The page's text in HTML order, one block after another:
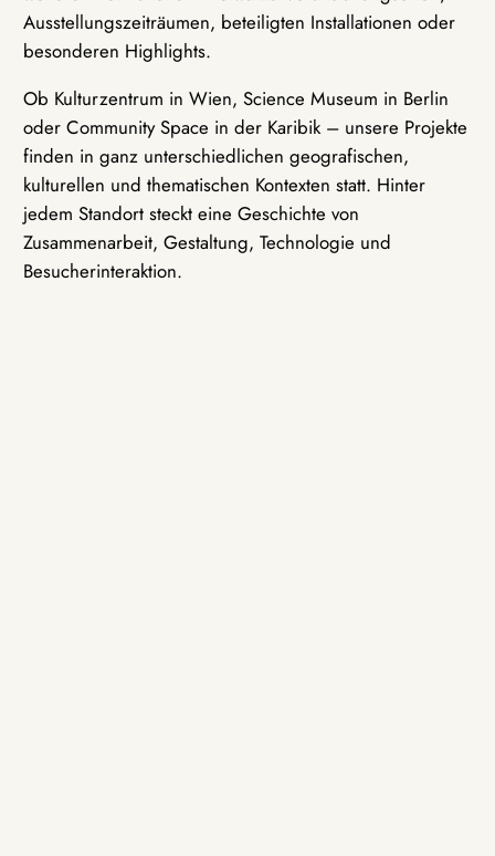
Ausstellungszeiträumen, beteiligten Installationen oder
besonderen Highlights.
Ob Kulturzentrum in Wien, Science Museum in Berlin
oder Community Space in der Karibik – unsere Projekte
finden in ganz unterschiedlichen geografischen,
kulturellen und thematischen Kontexten statt. Hinter
jedem Standort steckt eine Geschichte von
Zusammenarbeit, Gestaltung, Technologie und
Besucherinteraktion.